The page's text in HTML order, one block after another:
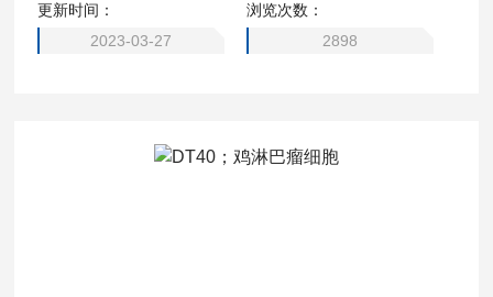
更新时间：
2023-03-27
浏览次数：
2898